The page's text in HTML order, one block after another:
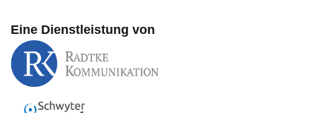
Eine Dienstleistung von